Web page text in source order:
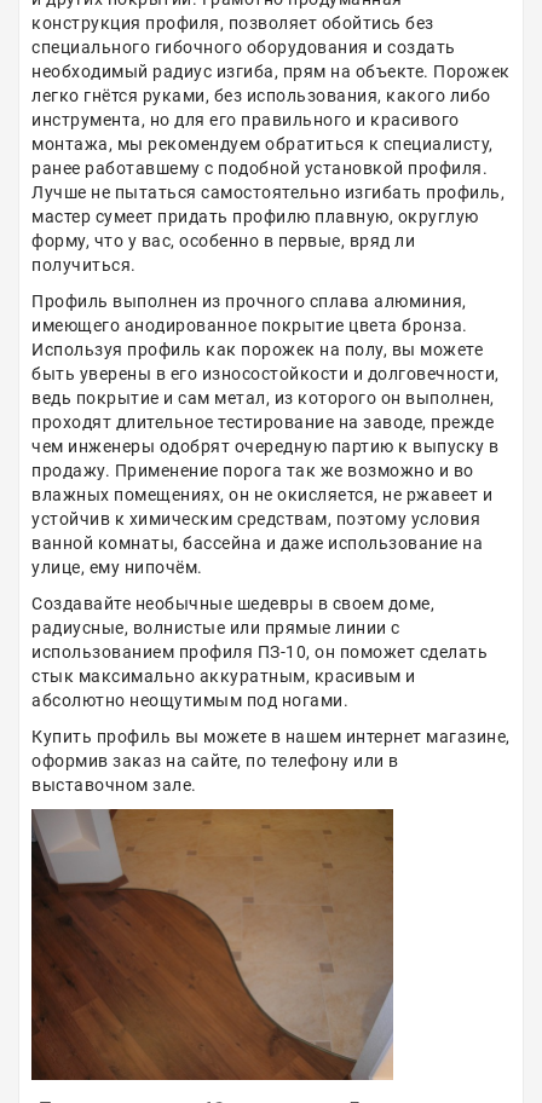
конструкция профиля, позволяет обойтись без
специального гибочного оборудования и создать
необходимый радиус изгиба, прям на объекте. Порожек
легко гнётся руками, без использования, какого либо
инструмента, но для его правильного и красивого
монтажа, мы рекомендуем обратиться к специалисту,
ранее работавшему с подобной установкой профиля.
Лучше не пытаться самостоятельно изгибать профиль,
мастер сумеет придать профилю плавную, округлую
форму, что у вас, особенно в первые, вряд ли
получиться.
Профиль выполнен из прочного сплава алюминия,
имеющего анодированное покрытие цвета бронза.
Используя профиль как порожек на полу, вы можете
быть уверены в его износостойкости и долговечности,
ведь покрытие и сам метал, из которого он выполнен,
проходят длительное тестирование на заводе, прежде
чем инженеры одобрят очередную партию к выпуску в
продажу. Применение порога так же возможно и во
влажных помещениях, он не окисляется, не ржавеет и
устойчив к химическим средствам, поэтому условия
ванной комнаты, бассейна и даже использование на
улице, ему нипочём.
Создавайте необычные шедевры в своем доме,
радиусные, волнистые или прямые линии с
использованием профиля ПЗ-10, он поможет сделать
стык максимально аккуратным, красивым и
абсолютно неощутимым под ногами.
Купить профиль вы можете в нашем интернет магазине,
оформив заказ на сайте, по телефону или в
выставочном зале.